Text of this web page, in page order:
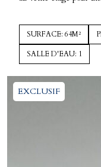
SURFACE: 64M²
SALLE D'EAU: 1
EXCLUSIF